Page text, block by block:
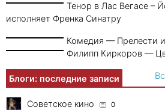
Тенор в Лас Вегасе –
исполняет Френка Синатру
Комедия — Прелести
Филипп Киркоров —
Блоги: последние записи
Советское кино 0